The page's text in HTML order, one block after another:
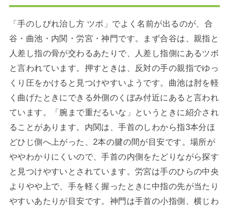
「手のしびれ治し方 ツボ」でよく名前が出るのが、合
谷・曲池・内関・労宮・神門です。まず合谷は、親指と
人差し指の骨が交わるあたりで、人差し指側にあるツボ
と言われています。押すときは、反対の手の親指でゆっ
くり圧をかけると見つけやすいようです。曲池は肘を軽
く曲げたときにできる外側のくぼみ付近にあると言われ
ています。「腕まで重だるいな」というときに紹介され
ることがあります。内関は、手首のしわから指3本分ほ
どひじ側へ上がった、2本の腱の間が目安です。場所が
ややわかりにくいので、手首の内側をたどりながら探す
と見つけやすいとされています。労宮は手のひらの中央
よりやや上で、手を軽く握ったときに中指の先が当たり
やすいあたりが目安です。神門は手首の小指側、横じわ